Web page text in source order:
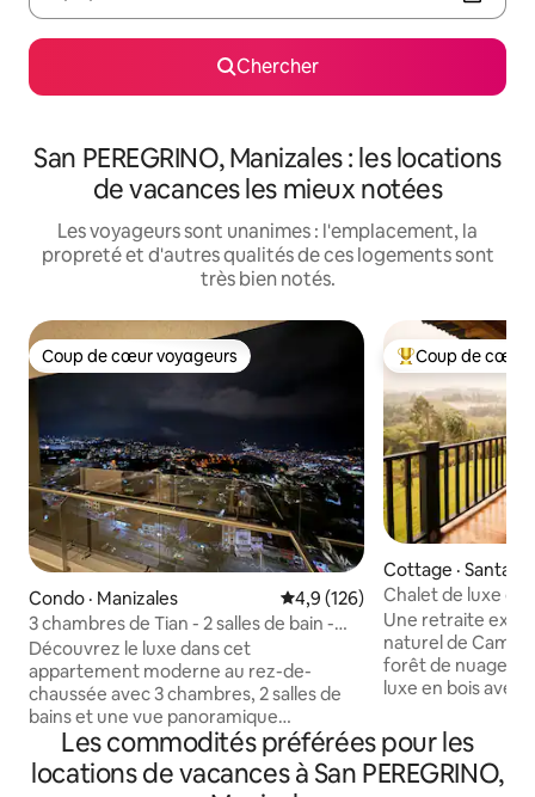
Chercher
San PEREGRINO, Manizales : les locations
de vacances les mieux notées
Les voyageurs sont unanimes : l'emplacement, la
propreté et d'autres qualités de ces logements sont
très bien notés.
Coup de cœur voyageurs
Coup de cœur voyageurs
Condo · Manizales Note moyenne de 4,9 sur 5,
4,9 (126)
3 chambres de Tian - 2 salles de bain -
ANIMAUX INTERDITS -16e étage-
Découvrez le luxe dans cet
appartement moderne au rez-de-
chaussée avec 3 chambres, 2 salles de
bains et une vue panoramique
imprenable sur la ville. Conçu pour plus
de style et de commodité, l'espace de
vie ouvert dispose d'une télévision 70",
Coup de cœur
Coup de cœur
Cottage · Santa
Chalet de luxe
Observation des
Une retraite
naturel de
forêt de nuages
luxe en bois avec
de ferme et
lever du soleil
d'oiseaux
Les commodités préférées pour les
locations de vacances à San PEREGRINO,